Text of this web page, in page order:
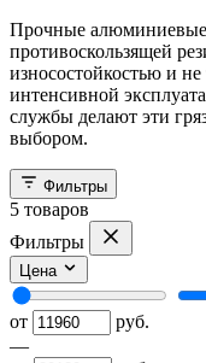
Прочные алюминиевые
противоскользящей
износостойкостью и
интенсивной
службы делают эти
выбором.
Фильтры
5 товаров
Фильтры
Цена
от
руб.
—